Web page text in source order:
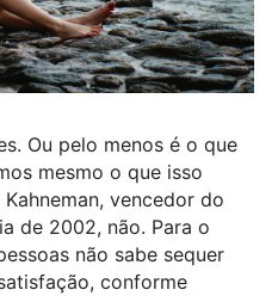
Ou pelo menos é o que
mesmo o que isso
vencedor do
de 2002, não. Para o
não sabe sequer
conforme